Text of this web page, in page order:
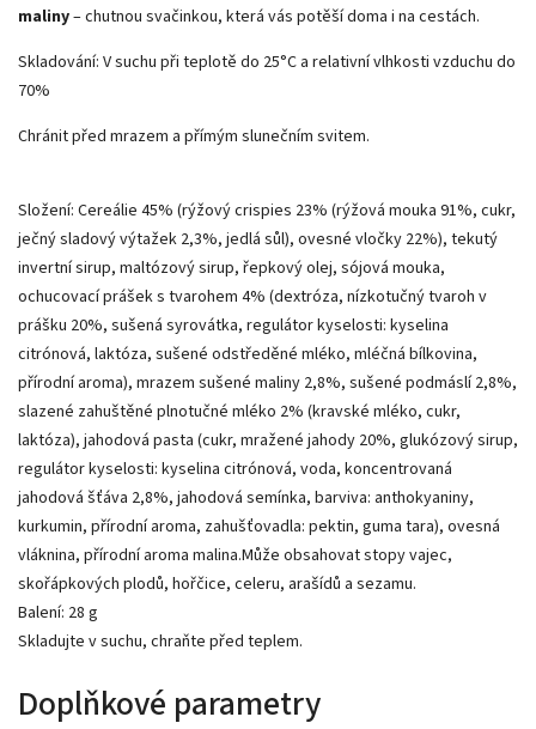
maliny– chutnou svačinkou, která vás potěší doma i na cestách.
Skladování: V suchu při teplotě do 25°C a relativní vlhkosti vzduchu do
70%
Chránit před mrazem a přímým slunečním svitem.
Složení: Cereálie 45% (rýžový crispies 23% (rýžová mouka 91%, cukr,
ječný sladový výtažek 2,3%, jedlá sůl), ovesné vločky 22%), tekutý
invertní sirup, maltózový sirup, řepkový olej, sójová mouka,
ochucovací prášek s tvarohem 4% (dextróza, nízkotučný tvaroh v
prášku 20%, sušená syrovátka, regulátor kyselosti: kyselina
citrónová, laktóza, sušené odstředěné mléko, mléčná bílkovina,
přírodní aroma), mrazem sušené maliny 2,8%, sušené podmáslí 2,8%,
slazené zahuštěné plnotučné mléko 2% (kravské mléko, cukr,
laktóza), jahodová pasta (cukr, mražené jahody 20%, glukózový sirup,
regulátor kyselosti: kyselina citrónová, voda, koncentrovaná
jahodová šťáva 2,8%, jahodová semínka, barviva: anthokyaniny,
kurkumin, přírodní aroma, zahušťovadla: pektin, guma tara), ovesná
vláknina, přírodní aroma malina.Může obsahovat stopy vajec,
skořápkových plodů, hořčice, celeru, arašídů a sezamu.
Balení: 28 g
Skladujte v suchu, chraňte před teplem.
Doplňkové parametry